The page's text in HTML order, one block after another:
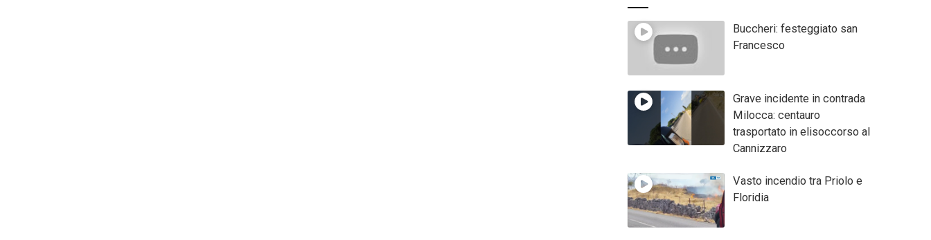
Buccheri: festeggiato san
Francesco
Grave incidente in contrada
Milocca: centauro
trasportato in elisoccorso al
Cannizzaro
Vasto incendio tra Priolo e
Floridia